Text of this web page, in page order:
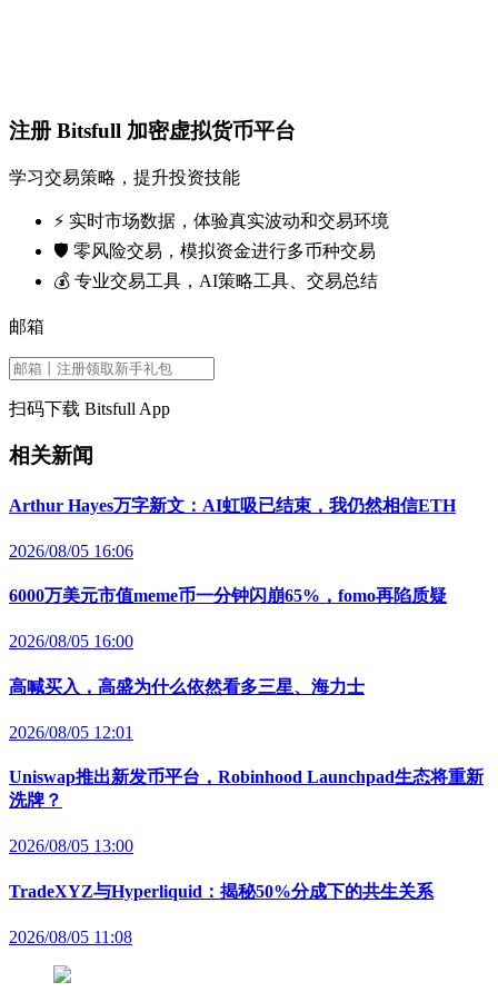
注册 Bitsfull 加密虚拟货币平台
学习交易策略，提升投资技能
⚡️ 实时市场数据，体验真实波动和交易环境
🛡️ 零风险交易，模拟资金进行多币种交易
💰 专业交易工具，AI策略工具、交易总结
邮箱
扫码下载 Bitsfull App
相关新闻
Arthur Hayes万字新文：AI虹吸已结束，我仍然相信ETH
2026/08/05 16:06
6000万美元市值meme币一分钟闪崩65%，fomo再陷质疑
2026/08/05 16:00
高喊买入，高盛为什么依然看多三星、海力士
2026/08/05 12:01
Uniswap推出新发币平台，Robinhood Launchpad生态将重新
洗牌？
2026/08/05 13:00
TradeXYZ与Hyperliquid：揭秘50%分成下的共生关系
2026/08/05 11:08